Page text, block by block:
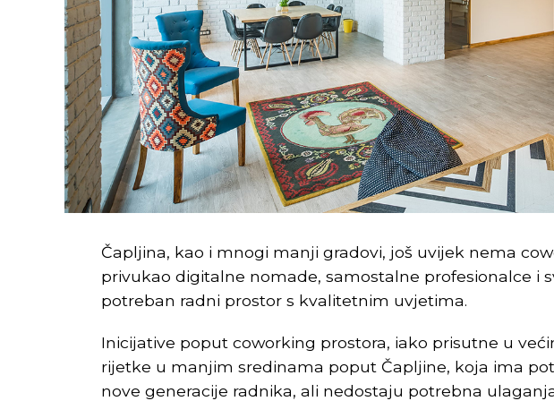
Čapljina, kao i mnogi manji gradovi, još uvijek nema
privukao digitalne nomade, samostalne profesionalce i
potreban radni prostor s kvalitetnim uvjetima.
Inicijative poput coworking prostora, iako prisutne u
rijetke u manjim sredinama poput Čapljine, koja ima
nove generacije radnika, ali nedostaju potrebna